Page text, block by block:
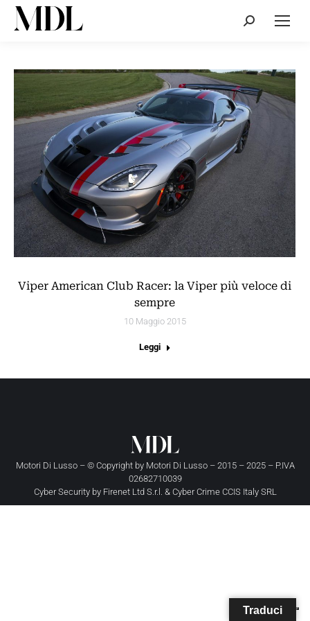
Cerca:
Viper American Club Racer: la Viper più veloce di
sempre
10 Maggio 2015
Leggi
Motori Di Lusso – © Copyright by Motori Di Lusso– 2015 – 2025 – P.IVA
02682710039
Cyber Security by Firenet Ltd S.r.l. & Cyber Crime CCIS Italy SRL
Traduci